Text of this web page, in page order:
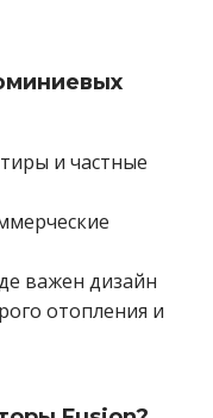
и частные
важен дизайн
отопления и